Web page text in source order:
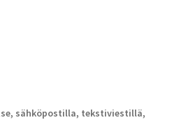
sähköpostilla, tekstiviestillä,